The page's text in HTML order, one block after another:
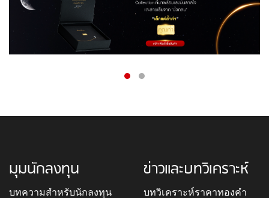
มุมนักลงทุน
บทความสำหรับนักลงทุน
ข่าวและบทวิเคราะห์
บทวิเคราะห์ราคาทองคำ